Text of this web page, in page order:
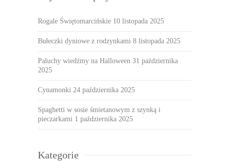
Rogale Świętomarcińskie 10 listopada 2025
Bułeczki dyniowe z rodzynkami 8 listopada 2025
Paluchy wiedźmy na Halloween 31 października
2025
Cynamonki 24 października 2025
Spaghetti w sosie śmietanowym z szynką i
pieczarkami 1 października 2025
Kategorie